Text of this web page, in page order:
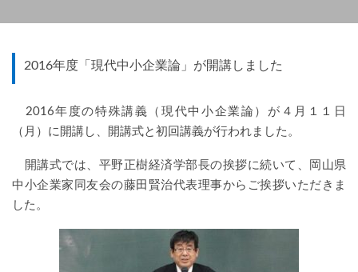
2016年度「現代中小企業論」が開講しました
2016年度の特殊講義（現代中小企業論）が４月１１日
（月）に開講し、開講式と初回講義が行われました。
開講式では、平野正樹経済学部長の挨拶に続いて、岡山県
中小企業家同友会の藤田賢治代表理事からご挨拶いただきま
した。